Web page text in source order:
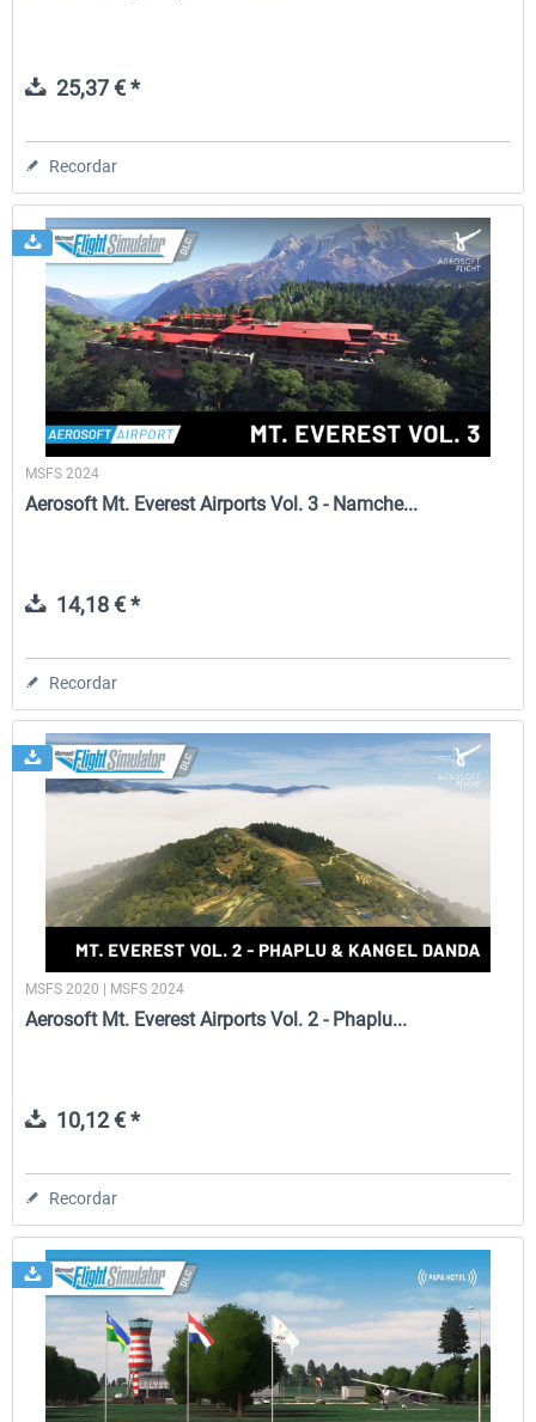
25,37 € *
Recordar
MSFS 2024
Aerosoft Mt. Everest Airports Vol. 3 - Namche...
14,18 € *
Recordar
MSFS 2020 | MSFS 2024
Aerosoft Mt. Everest Airports Vol. 2 - Phaplu...
10,12 € *
Recordar